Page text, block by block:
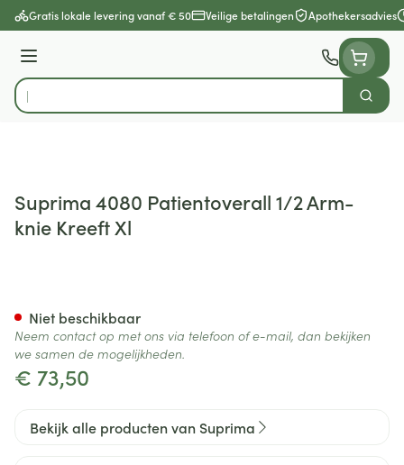
Ga naar de inhoud
Gratis lokale levering vanaf € 50 Veilige betalingen Apothekersadvies
Menu
Product, merk, categorie...
Zoek
Suprima 4080 Patientoverall 1/2 Arm-
knie Kreeft Xl
€ 73,50
Niet beschikbaar
Neem contact op met ons via telefoon of e-mail, dan bekijken
we samen de mogelijkheden.
Bekijk alle producten van Suprima